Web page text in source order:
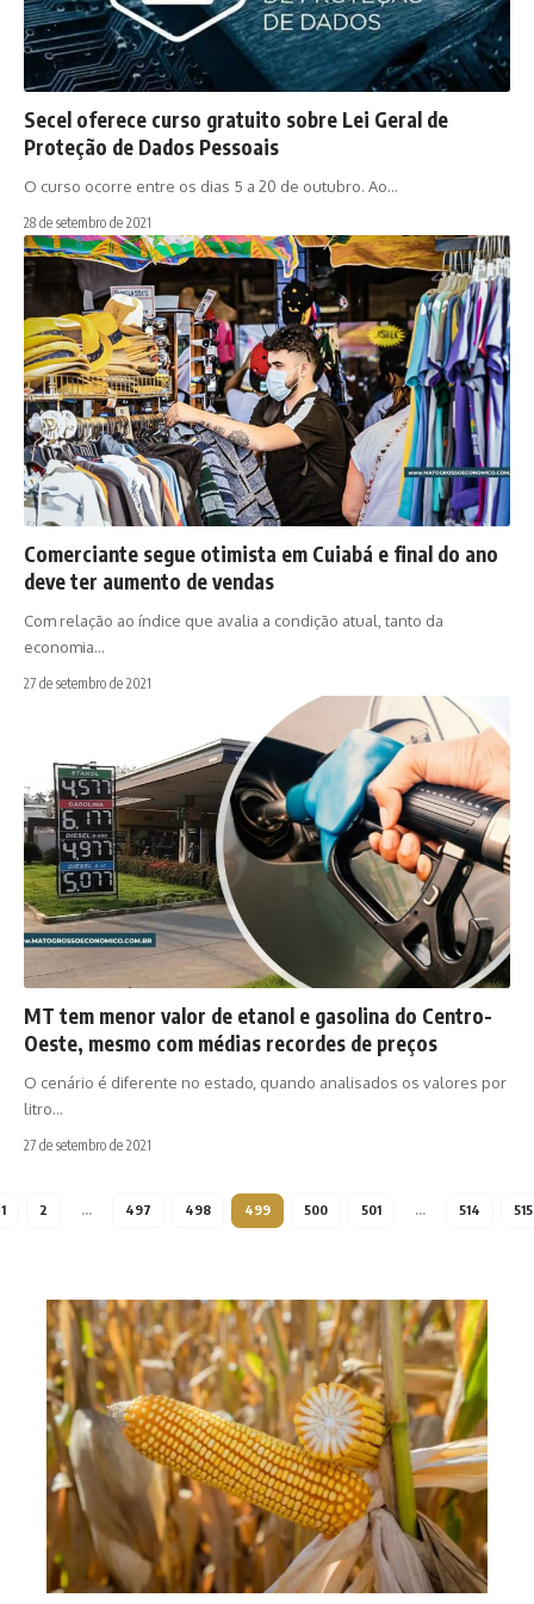
Secel oferece curso gratuito sobre Lei Geral de
Proteção de Dados Pessoais
O curso ocorre entre os dias 5 a 20 de outubro. Ao…
28 de setembro de 2021
Comerciante segue otimista em Cuiabá e final do ano
deve ter aumento de vendas
Com relação ao índice que avalia a condição atual, tanto da
economia…
27 de setembro de 2021
MT tem menor valor de etanol e gasolina do Centro-
Oeste, mesmo com médias recordes de preços
O cenário é diferente no estado, quando analisados os valores por
litro…
27 de setembro de 2021
1 2 … 497 498 499 500 501 … 514 515